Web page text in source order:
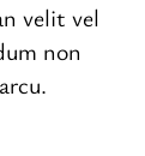
velit vel
non